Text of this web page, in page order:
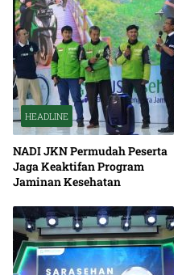
HEADLINE
NADI JKN Permudah Peserta
Jaga Keaktifan Program
Jaminan Kesehatan